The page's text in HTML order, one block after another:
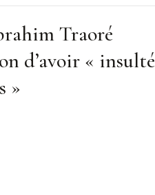
Traoré
d’avoir « insulté
»